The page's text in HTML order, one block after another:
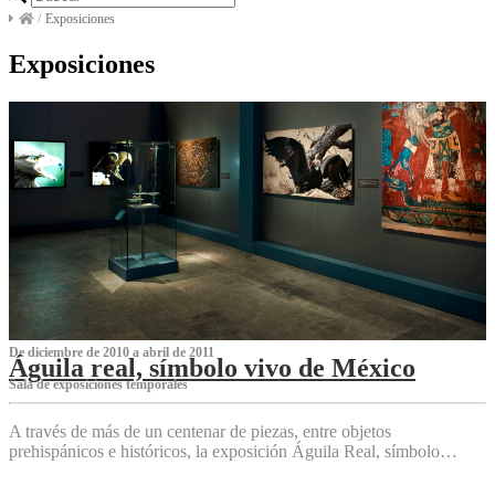
/ Exposiciones
Exposiciones
De diciembre de 2010 a abril de 2011
Águila real, símbolo vivo de México
Sala de exposiciones temporales
A través de más de un centenar de piezas, entre objetos
prehispánicos e históricos, la exposición Águila Real, símbolo…